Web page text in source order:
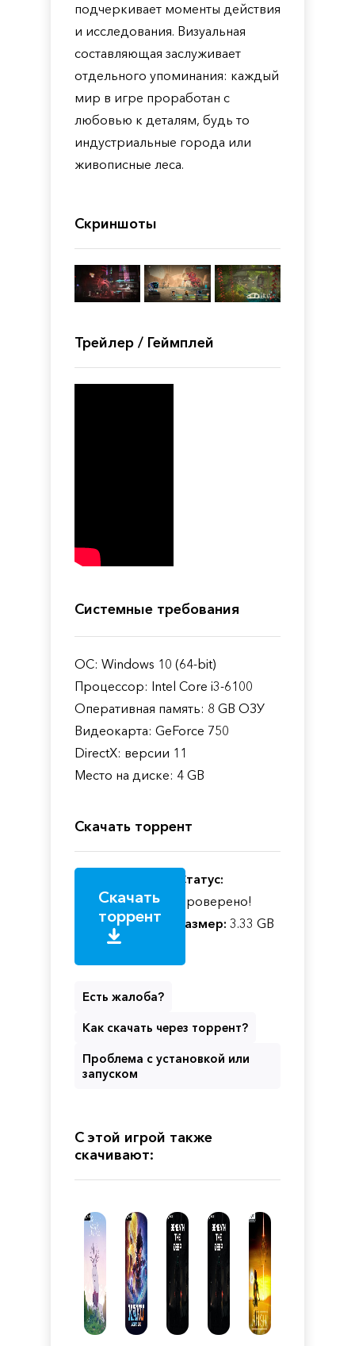
подчеркивает моменты действия
и исследования. Визуальная
составляющая заслуживает
отдельного упоминания: каждый
мир в игре проработан с
любовью к деталям, будь то
индустриальные города или
живописные леса.
Скриншоты
Трейлер / Геймплей
Системные требования
ОС: Windows 10 (64-bit)
Процессор: Intel Core i3-6100
Оперативная память: 8 GB ОЗУ
Видеокарта: GeForce 750
DirectX: версии 11
Место на диске: 4 GB
Скачать торрент
Скачать
торрент
Статус:
Проверено!
Размер: 3.33 GB
Есть жалоба?
Как скачать через торрент?
Проблема с установкой или
запуском
С этой игрой также
скачивают: